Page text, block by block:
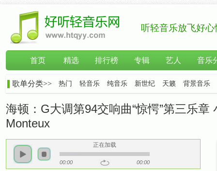
听轻音乐放飞好心
首页 精选 排行榜 专辑 艺人 音乐
歌单分类>> 热门 轻音乐 纯音乐 新世纪 天籁 背景音乐
海顿：G大调第94交响曲“惊愕”第三乐章
Monteux
正在加载
00:00 00:00